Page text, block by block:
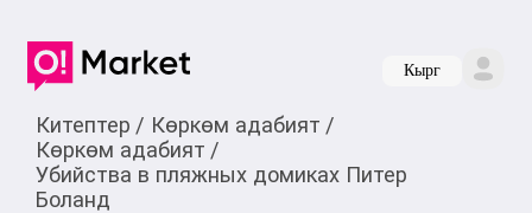
Кырг
Китептер / Көркөм адабият /
Көркөм адабият /
Убийства в пляжных домиках Питер
Боланд